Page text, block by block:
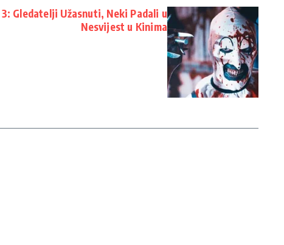
Gledatelji Užasnuti, Neki Padali u
Nesvijest u Kinima